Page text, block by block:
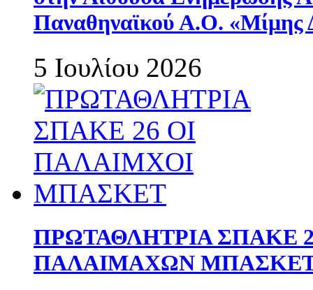
Παναθηναϊκού Α.Ο. «Μίμης
5 Ιουλίου 2026
ΠΡΩΤΑΘΛΗΤΡΙΑ ΣΠΑΚΕ
ΠΑΛΑΙΜΑΧΩΝ